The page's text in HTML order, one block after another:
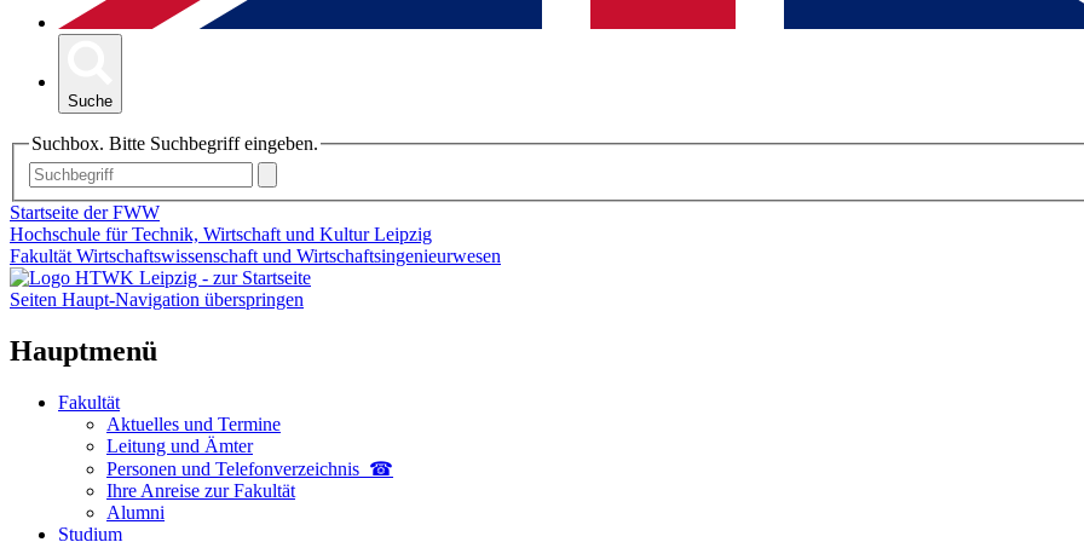
Suche
Suchbox. Bitte Suchbegriff eingeben.
Startseite der FWW
Hochschule für Technik, Wirtschaft und Kultur Leipzig
Fakultät Wirtschaftswissenschaft und Wirtschaftsingenieurwesen
Seiten Haupt-Navigation überspringen
Hauptmenü
Fakultät
Aktuelles und Termine
Leitung und Ämter
Personen und Telefon­verzeichnis ☎
Ihre Anreise zur Fakultät
Alumni
Studium